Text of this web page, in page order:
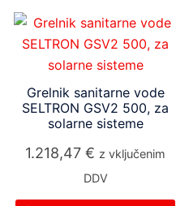
Grelnik sanitarne vode
SELTRON GSV2 500, za
solarne sisteme
1.218,47€ z vključenim
DDV